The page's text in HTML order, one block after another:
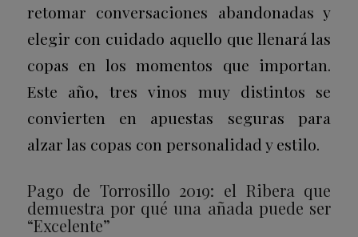
retomar conversaciones abandonadas y
elegir con cuidado aquello que llenará las
copas en los momentos que importan.
Este año, tres vinos muy distintos se
convierten en apuestas seguras para
alzar las copas con personalidad y estilo.
Pago de Torrosillo 2019: el Ribera que
demuestra por qué una añada puede ser
“Excelente”